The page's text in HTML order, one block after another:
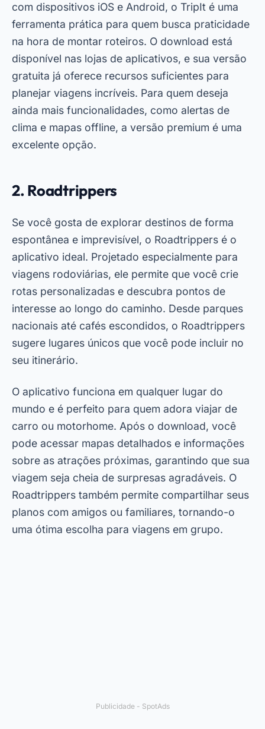
com dispositivos iOS e Android, o TripIt é uma
ferramenta prática para quem busca praticidade
na hora de montar roteiros. O download está
disponível nas lojas de aplicativos, e sua versão
gratuita já oferece recursos suficientes para
planejar viagens incríveis. Para quem deseja
ainda mais funcionalidades, como alertas de
clima e mapas offline, a versão premium é uma
excelente opção.
2. Roadtrippers
Se você gosta de explorar destinos de forma
espontânea e imprevisível, o Roadtrippers é o
aplicativo ideal. Projetado especialmente para
viagens rodoviárias, ele permite que você crie
rotas personalizadas e descubra pontos de
interesse ao longo do caminho. Desde parques
nacionais até cafés escondidos, o Roadtrippers
sugere lugares únicos que você pode incluir no
seu itinerário.
O aplicativo funciona em qualquer lugar do
mundo e é perfeito para quem adora viajar de
carro ou motorhome. Após o download, você
pode acessar mapas detalhados e informações
sobre as atrações próximas, garantindo que sua
viagem seja cheia de surpresas agradáveis. O
Roadtrippers também permite compartilhar seus
planos com amigos ou familiares, tornando-o
uma ótima escolha para viagens em grupo.
Publicidade - SpotAds